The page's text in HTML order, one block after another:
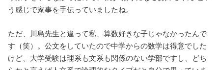
う感じで家事を手伝っていましたね。
ただ、川島先生と違って私、算数好きな子じゃなかったんで
す（笑）。公文をしていたので中学からの数学は得意でした
けど、大学受験は理系も文系も関係のない学部ですし、どち